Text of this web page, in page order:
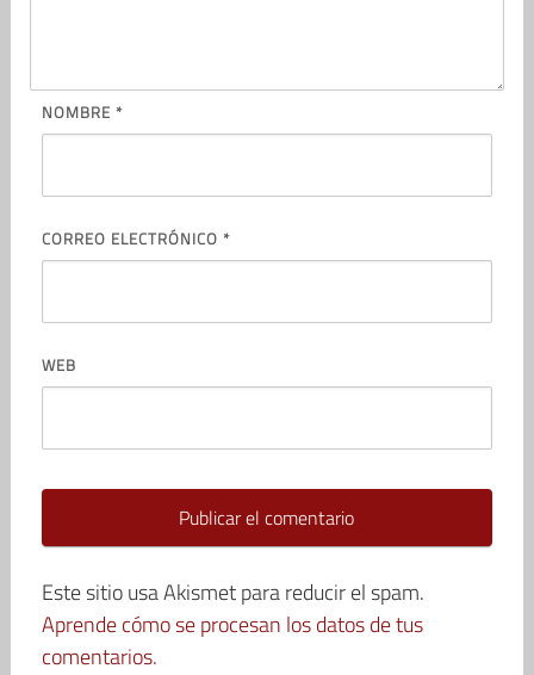
NOMBRE *
CORREO ELECTRÓNICO *
WEB
Este sitio usa Akismet para reducir el spam.
Aprende cómo se procesan los datos de tus
comentarios.